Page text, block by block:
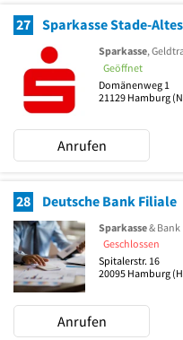
27 Sparkasse Stade-
Sparkasse,
Geöffnet
Domänenweg 1
21129 Hamburg
Anrufen
28 Deutsche Bank Filiale
Sparkasse& Bank
Geschlossen
Spitalerstr. 16
20095 Hamburg
Anrufen